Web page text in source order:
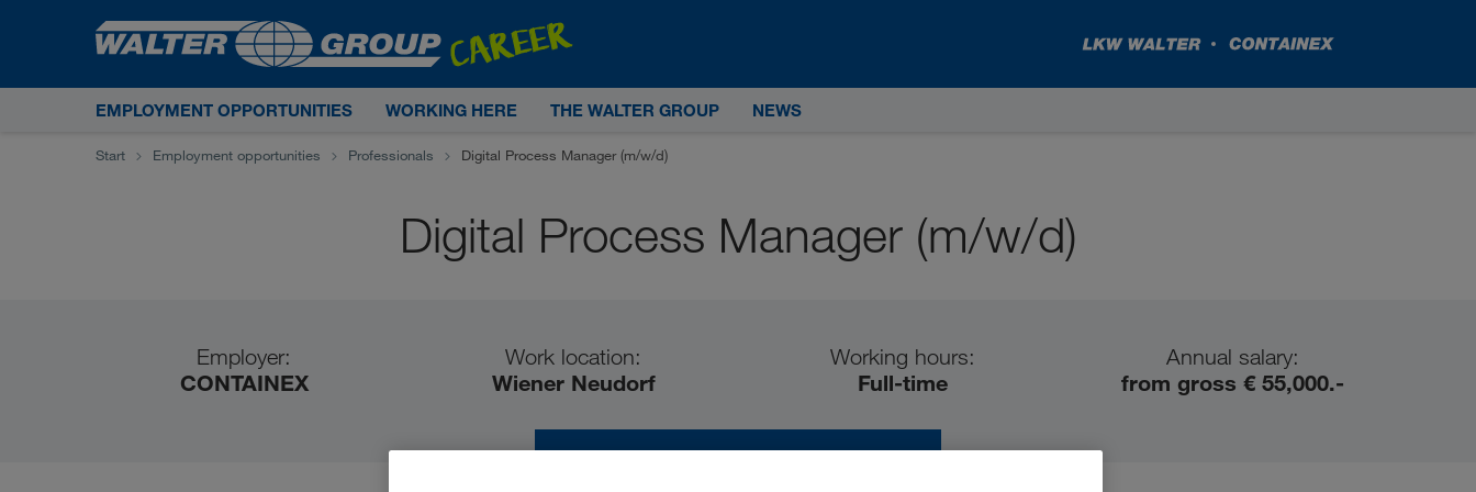
EMPLOYMENT OPPORTUNITIES WORKING HERE THE WALTER GROUP NEWS
Start Employment opportunities Professionals Digital Process Manager (m/w/d)
Digital Process Manager (m/w/d)
Employer:
CONTAINEX
Work location:
Wiener Neudorf
Working hours:
Full-time
Annual salary:
from gross € 55,000.-